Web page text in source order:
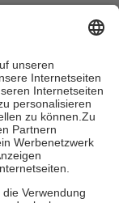
Höhe von zehn
die tatsächlichen
Apotheken.
die
Euro je
Gesundheit zu
unterstützen,